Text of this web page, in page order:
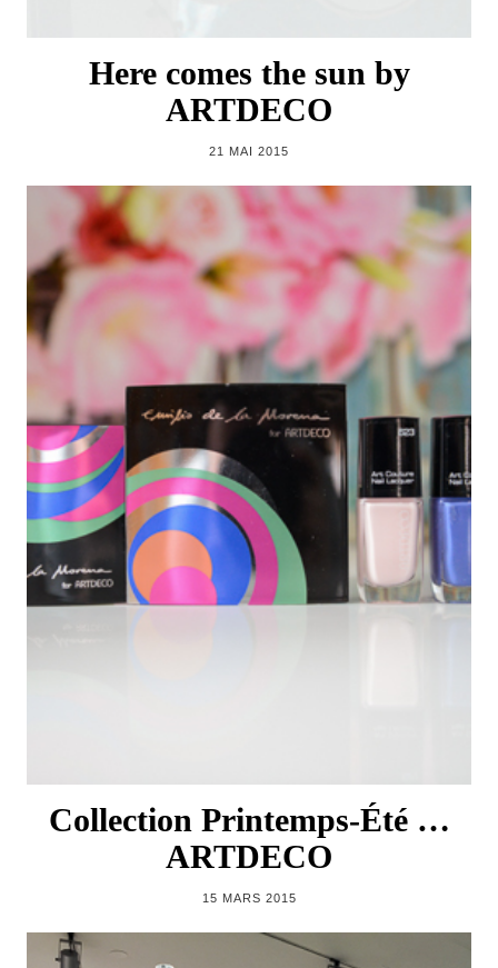
Here comes the sun by
ARTDECO
21 MAI 2015
Collection Printemps-Été …
ARTDECO
15 MARS 2015